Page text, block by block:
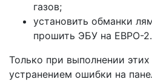
газов;
установить обманки
прошить ЭБУ на ЕВРО-2.
Только при выполнении этих
устранением ошибки на